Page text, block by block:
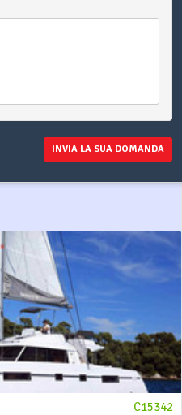
INVIA LA SUA DOMANDA
C15342